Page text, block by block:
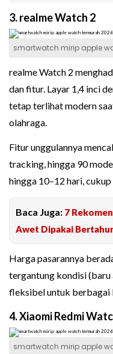
3. realme Watch 2
smartwatch mirip apple
realme Watch 2
dan fitur. Layar 1,4 inci
tetap terlihat modern
olahraga.
Fitur unggulannya
tracking, hingga 90
hingga 10–12 hari,
Baca Juga: 7
Awet Dipakai
Harga pasarannya
tergantung kondisi (baru
fleksibel untuk berbagai
4. Xiaomi Redmi
smartwatch mirip apple